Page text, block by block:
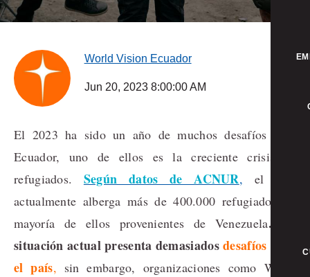
World Vision Ecuador
Jun 20, 2023 8:00:00 AM
El 2023 ha sido un año de muchos desafíos para
Ecuador, uno de ellos es la creciente crisis de
refugiados. Según datos de ACNUR, el país
actualmente alberga más de 400.000 refugiados, la
mayoría de ellos provenientes de Venezuela. La
situación actual presenta demasiadosdesafíos para
el país, sin embargo, organizaciones como World